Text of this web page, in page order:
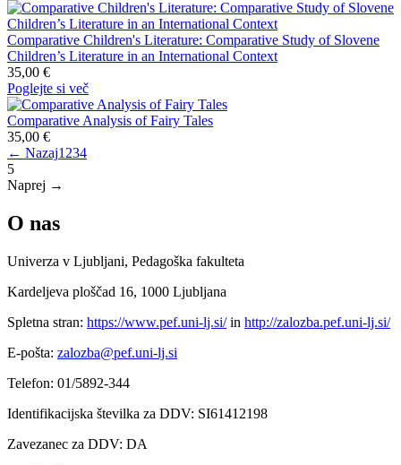
Comparative Children's Literature: Comparative Study of Slovene
Children’s Literature in an International Context
35,00 €
Poglejte si več
Comparative Analysis of Fairy Tales
35,00 €
← Nazaj1 234
5
Naprej →
O nas
Univerza v Ljubljani, Pedagoška fakulteta
Kardeljeva ploščad 16, 1000 Ljubljana
Spletna stran: https://www.pef.uni-lj.si/in http://zalozba.pef.uni-lj.si/
E-pošta: zalozba@pef.uni-lj.si
Telefon: 01/5892-344
Identifikacijska številka za DDV: SI61412198
Zavezanec za DDV: DA